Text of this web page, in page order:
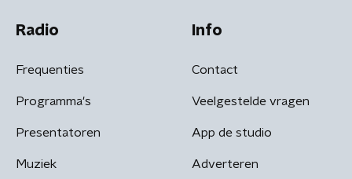
Radio
Frequenties
Programma's
Presentatoren
Muziek
Info
Contact
Veelgestelde vragen
App de studio
Adverteren